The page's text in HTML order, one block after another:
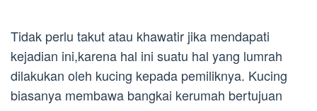
Tidak perlu takut atau khawatir jika mendapati
kejadian ini,karena hal ini suatu hal yang lumrah
dilakukan oleh kucing kepada pemiliknya. Kucing
biasanya membawa bangkai kerumah bertujuan